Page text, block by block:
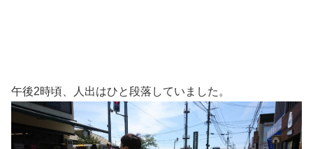
午後2時頃、人出はひと段落していました。